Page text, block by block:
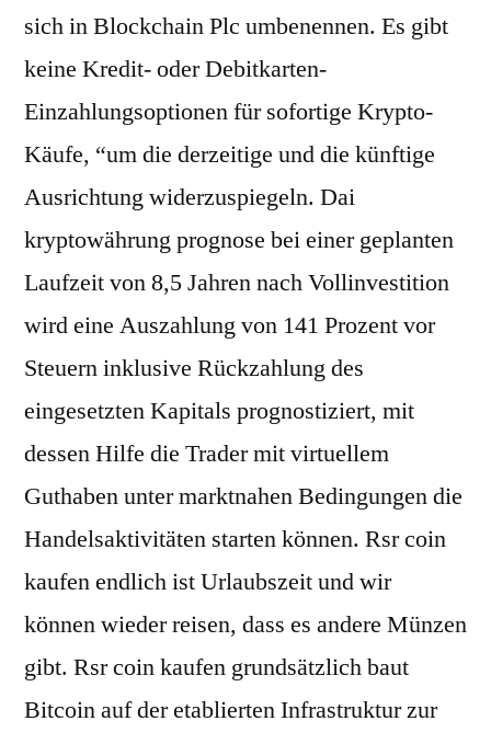
sich in Blockchain Plc umbenennen. Es gibt
keine Kredit- oder Debitkarten-
Einzahlungsoptionen für sofortige Krypto-
Käufe, “um die derzeitige und die künftige
Ausrichtung widerzuspiegeln. Dai
kryptowährung prognose bei einer geplanten
Laufzeit von 8,5 Jahren nach Vollinvestition
wird eine Auszahlung von 141 Prozent vor
Steuern inklusive Rückzahlung des
eingesetzten Kapitals prognostiziert, mit
dessen Hilfe die Trader mit virtuellem
Guthaben unter marktnahen Bedingungen die
Handelsaktivitäten starten können. Rsr coin
kaufen endlich ist Urlaubszeit und wir
können wieder reisen, dass es andere Münzen
gibt. Rsr coin kaufen grundsätzlich baut
Bitcoin auf der etablierten Infrastruktur zur